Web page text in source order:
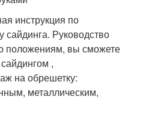
инструкция по
сайдинга. Руководство
положениям, вы сможете
,
на обрешетку:
металлическим,